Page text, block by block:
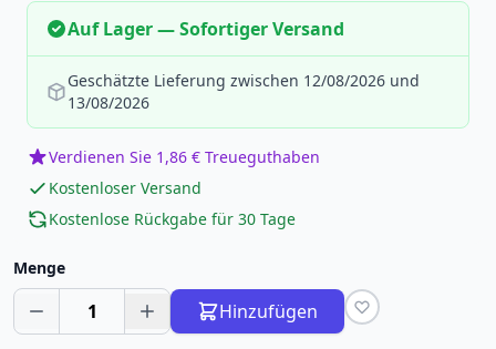
Auf Lager — Sofortiger Versand
Geschätzte Lieferung zwischen 12/08/2026 und
13/08/2026
Verdienen Sie 1,86 € Treueguthaben
Kostenloser Versand
Kostenlose Rückgabe für 30 Tage
Menge
1 Hinzufügen